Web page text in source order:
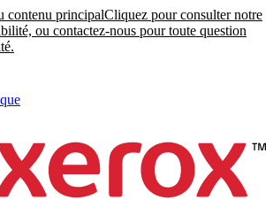
contenu principalCliquez pour consulter notre
ou contactez-nous pour toute question